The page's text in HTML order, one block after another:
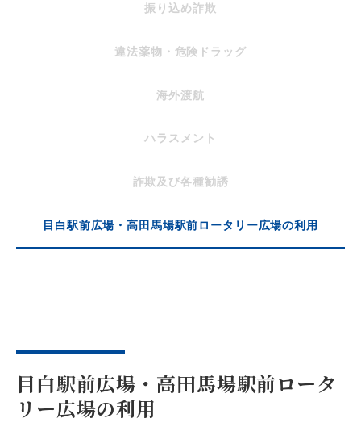
振り込め詐欺
違法薬物・危険ドラッグ
海外渡航
ハラスメント
詐欺及び各種勧誘
目白駅前広場・高田馬場駅前ロータリー広場の利用
目白駅前広場・高田馬場駅前ロータ
リー広場の利用